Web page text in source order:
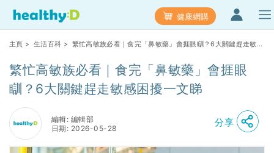
健康網購
主頁 > 生活百科 > 繁忙高敏族必看｜食完「鼻敏藥」會捱眼瞓？6大關鍵趕走敏感
繁忙高敏族必看｜食完「鼻敏藥」會捱眼
瞓？6大關鍵趕走敏感困擾一文睇
編輯: 編輯部
日期: 2026-05-28
分享